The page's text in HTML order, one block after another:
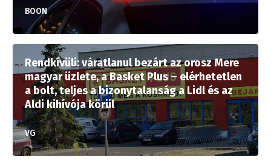
BOON
Rendkívüli: váratlanul bezárt az orosz Mere
magyar üzlete, a Basket Plus – elérhetetlen
a bolt, teljes a bizonytalanság a Lidl és az
Aldi kihívója körül
VG